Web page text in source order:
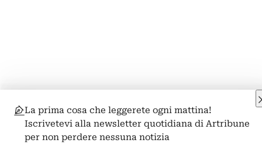
La prima cosa che leggerete ogni mattina!
Iscrivetevi alla newsletter quotidiana di Artribune
per non perdere nessuna notizia